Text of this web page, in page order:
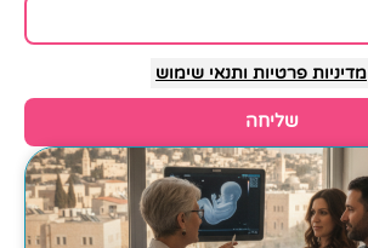
מדיניות פרטיות ותנאי שימוש
שליחה